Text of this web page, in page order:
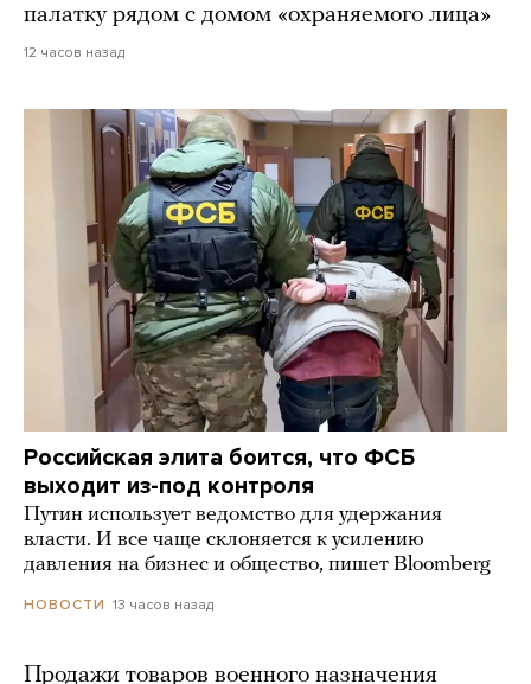
палатку рядом с домом «охраняемого лица»
12 часов назад
Российская элита боится, что ФСБ
выходит из-под контроля
Путин использует ведомство для удержания
власти. И все чаще склоняется к усилению
давления на бизнес и общество, пишет Bloomberg
НОВОСТИ 13 часов назад
Продажи товаров военного назначения